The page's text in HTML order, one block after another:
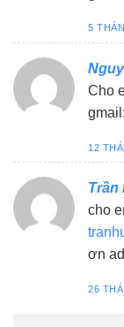
5
Cho
12
Trần
cho
ơn
26